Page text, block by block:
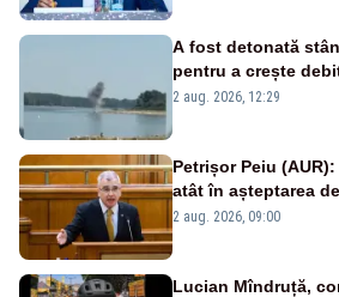
A fost detonată
pentru a crește
VIDEO
2 aug. 2026, 12:29
Petrișor Peiu
atât în așteptarea
ar fi mai bine să ne
2 aug. 2026, 09:00
Lucian Mîndruță,